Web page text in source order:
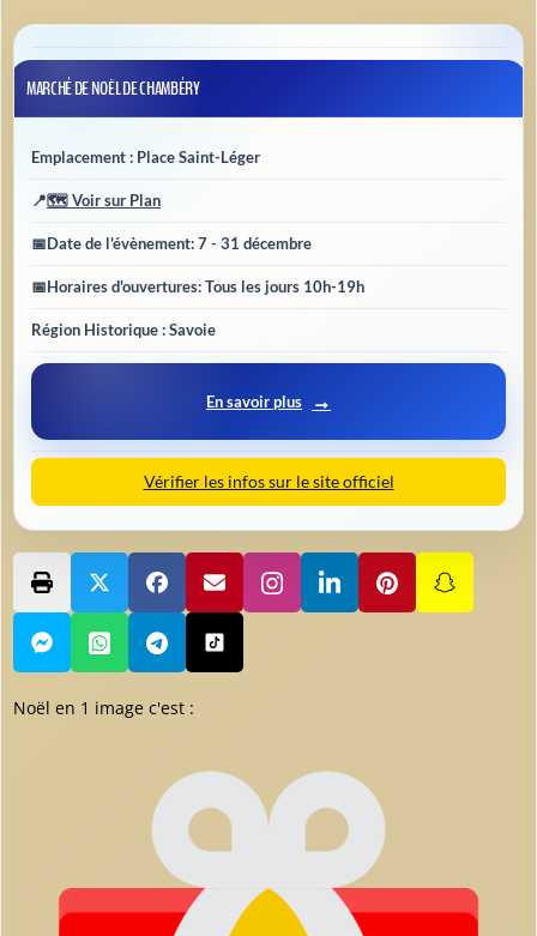
MARCHÉ DE NOËL DE CHAMBÉRY
Emplacement : Place Saint-Léger
📍🗺️ Voir sur Plan
📅Date de l'évènement: 7 - 31 décembre
📅Horaires d'ouvertures: Tous les jours 10h-19h
Région Historique : Savoie
En savoir plus
Vérifier les infos sur le site officiel
Noël en 1 image c'est :